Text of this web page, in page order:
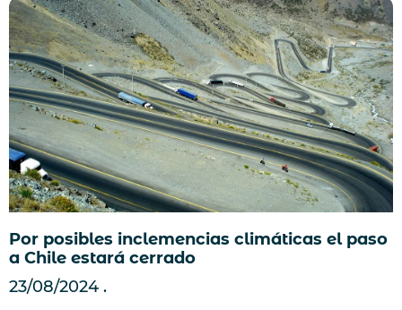
Por posibles inclemencias climáticas el paso
a Chile estará cerrado
23/08/2024